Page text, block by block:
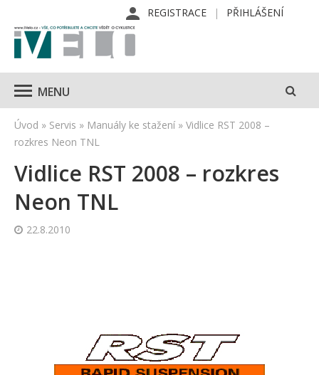
REGISTRACE PŘIHLÁŠENÍ
MENU
Úvod » Servis » Manuály ke stažení » Vidlice RST 2008 –
rozkres Neon TNL
Vidlice RST 2008 – rozkres
Neon TNL
22.8.2010